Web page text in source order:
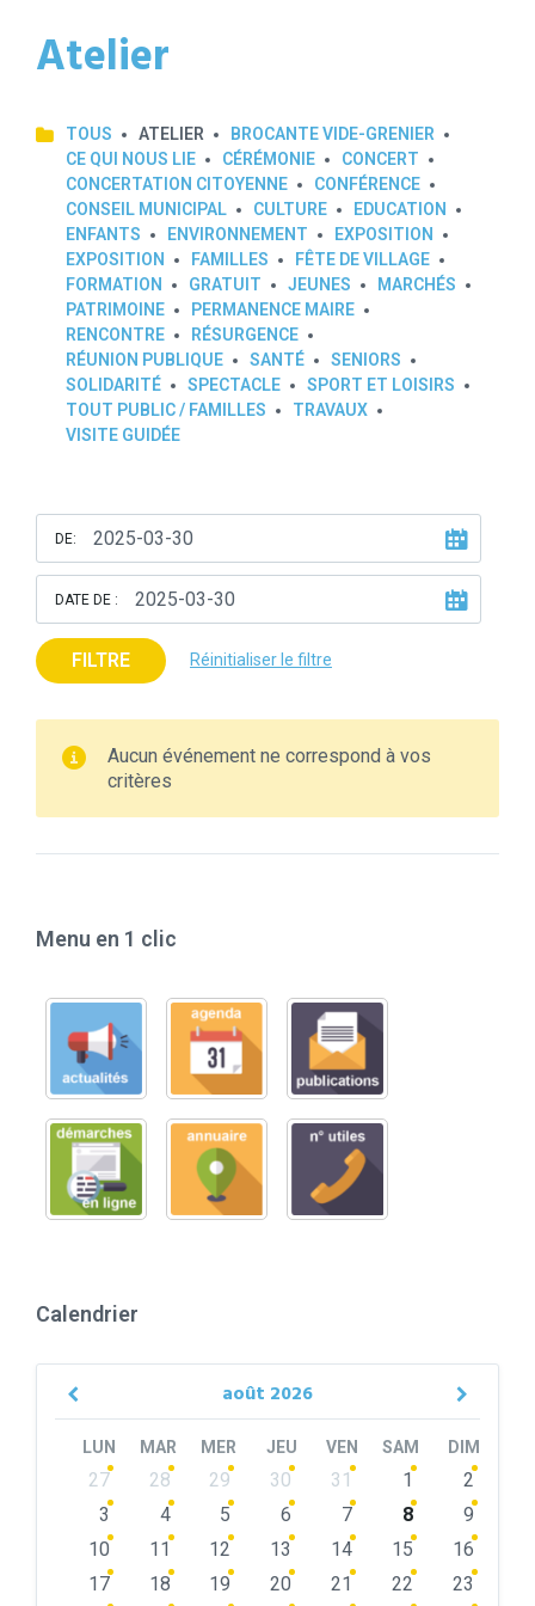
Atelier
TOUS ATELIER
BROCANTE VIDE-GRENIER
CE QUI NOUS LIE
CÉRÉMONIE
CONCERT
CONCERTATION CITOYENNE
CONFÉRENCE
CONSEIL MUNICIPAL
CULTURE
EDUCATION
ENFANTS
ENVIRONNEMENT
EXPOSITION
EXPOSITION
FAMILLES
FÊTE DE VILLAGE
FORMATION
GRATUIT JEUNES
MARCHÉS
PATRIMOINE
PERMANENCE MAIRE
RENCONTRE
RÉSURGENCE
RÉUNION PUBLIQUE
SANTÉ
SENIORS
SOLIDARITÉ
SPECTACLE
SPORT ET LOISIRS
TOUT PUBLIC / FAMILLES
TRAVAUX
VISITE GUIDÉE
DE:
DATE DE :
FILTRE Réinitialiser le filtre
Aucun événement ne correspond à vos
critères
Menu en 1 clic
Calendrier
août 2026
Previous
LUN MAR MER JEU VEN SAM DIM
Skip
calendar
27 28 29 30 31 1
2
3
4 5 6 7 8
9
10
11 12 13 14 15
16
17
18 19 20 21 22
23